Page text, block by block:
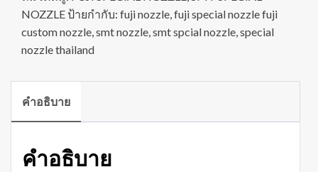
NOZZLEป้ายกำกับ: fuji nozzle fuji special nozzle fuji
custom nozzle smt nozzle smt spcial nozzle special
nozzle thailand
คำอธิบาย
คำอธิบาย